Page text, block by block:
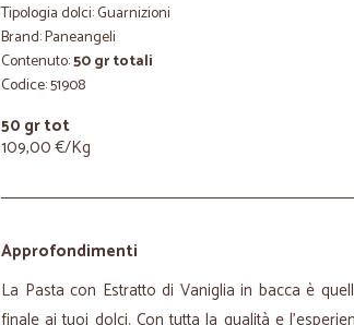
Tipologia dolci: Guarnizioni
Brand: Paneangeli
Contenuto:50 gr totali
Codice: 51908
50 gr tot
109,00 €/Kg
Approfondimenti
La Pasta con Estratto di Vaniglia in bacca è